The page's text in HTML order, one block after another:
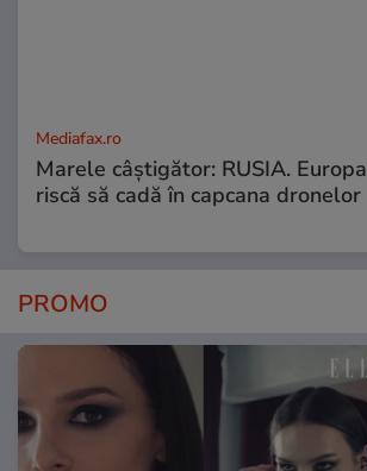
Mediafax.ro
Marele câștigător: RUSIA. Europa
riscă să cadă în capcana dronelor
PROMO